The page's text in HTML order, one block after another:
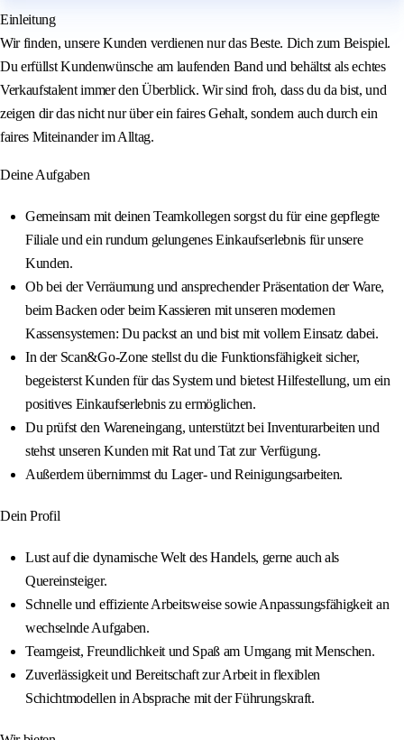
Einleitung
Wir finden, unsere Kunden verdienen nur das Beste. Dich zum Beispiel.
Du erfüllst Kundenwünsche am laufenden Band und behältst als echtes
Verkaufstalent immer den Überblick. Wir sind froh, dass du da bist, und
zeigen dir das nicht nur über ein faires Gehalt, sondern auch durch ein
faires Miteinander im Alltag.
Deine Aufgaben
Gemeinsam mit deinen Teamkollegen sorgst du für eine gepflegte
Filiale und ein rundum gelungenes Einkaufserlebnis für unsere
Kunden.
Ob bei der Verräumung und ansprechender Präsentation der Ware,
beim Backen oder beim Kassieren mit unseren modernen
Kassensystemen: Du packst an und bist mit vollem Einsatz dabei.
In der Scan&Go-Zone stellst du die Funktionsfähigkeit sicher,
begeisterst Kunden für das System und bietest Hilfestellung, um ein
positives Einkaufserlebnis zu ermöglichen.
Du prüfst den Wareneingang, unterstützt bei Inventurarbeiten und
stehst unseren Kunden mit Rat und Tat zur Verfügung.
Außerdem übernimmst du Lager- und Reinigungsarbeiten.
Dein Profil
Lust auf die dynamische Welt des Handels, gerne auch als
Quereinsteiger.
Schnelle und effiziente Arbeitsweise sowie Anpassungsfähigkeit an
wechselnde Aufgaben.
Teamgeist, Freundlichkeit und Spaß am Umgang mit Menschen.
Zuverlässigkeit und Bereitschaft zur Arbeit in flexiblen
Schichtmodellen in Absprache mit der Führungskraft.